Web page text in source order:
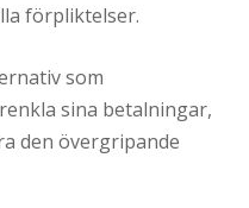
förpliktelser.
som
sina betalningar,
den övergripande